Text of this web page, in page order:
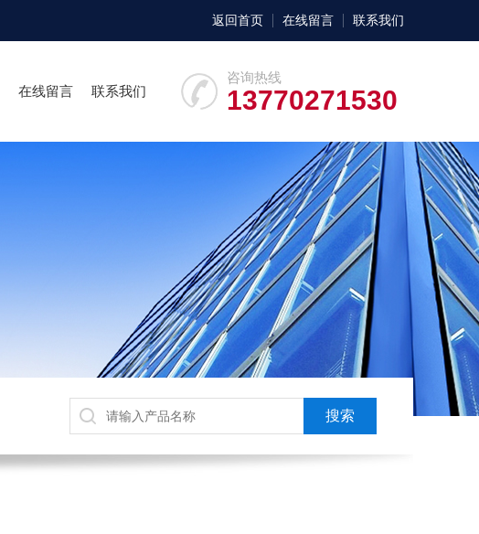
返回首页 在线留言 联系我们
咨询热线
13770271530
在线留言 联系我们